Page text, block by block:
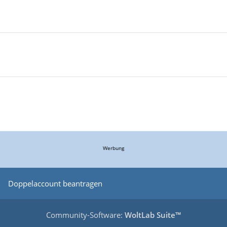
Werbung
Doppelaccount beantragen
Community-Software: WoltLab Suite™